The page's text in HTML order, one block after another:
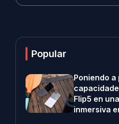
Popular
Poniendo
Flip5 en
inmersiva